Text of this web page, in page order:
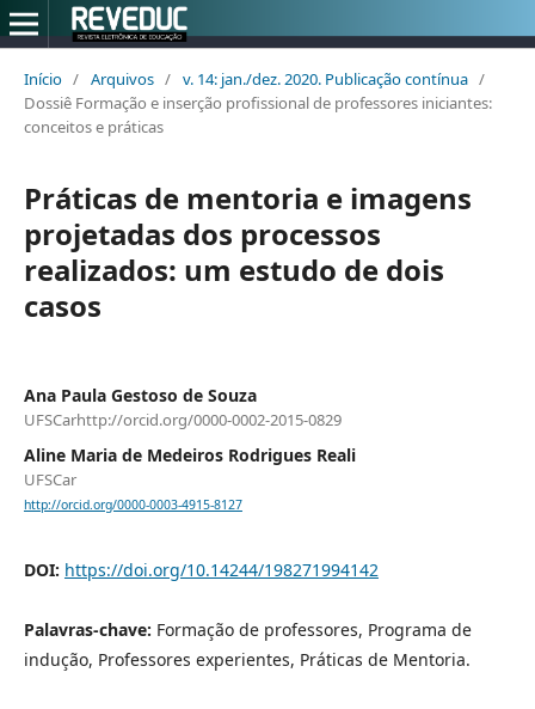
Início / Arquivos / v. 14: jan./dez. 2020. Publicação contínua /
Dossiê Formação e inserção profissional de professores iniciantes:
conceitos e práticas
Práticas de mentoria e imagens
projetadas dos processos
realizados: um estudo de dois
casos
Ana Paula Gestoso de Souza
UFSCarhttp://orcid.org/0000-0002-2015-0829
Aline Maria de Medeiros Rodrigues Reali
UFSCar
http://orcid.org/0000-0003-4915-8127
DOI: https://doi.org/10.14244/198271994142
Palavras-chave: Formação de professores, Programa de
indução, Professores experientes, Práticas de Mentoria.